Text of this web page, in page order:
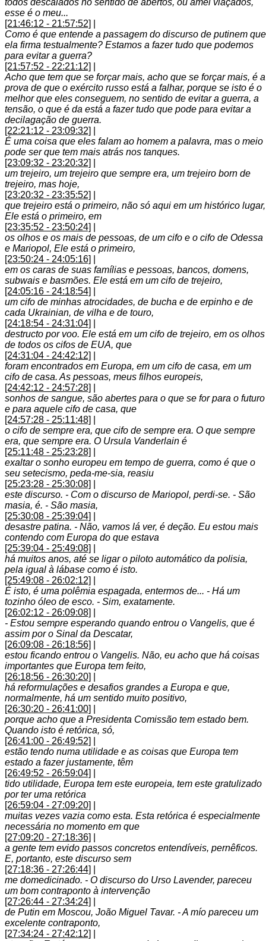
todos descalados no sentido de abertos, ou amei viaçados,
esse é o meu...
[21:46:12 - 21:57:52]
Como é que entende a passagem do discurso de putinem que
ela firma testualmente? Estamos a fazer tudo que podemos
para evitar a guerra?
[21:57:52 - 22:21:12]
Acho que tem que se forçar mais, acho que se forçar mais, é a
prova de que o exército russo está a falhar, porque se isto é o
melhor que eles conseguem, no sentido de evitar a guerra, a
tensão, o que é da está a fazer tudo que pode para evitar a
decilagação de guerra.
[22:21:12 - 23:09:32]
É uma coisa que eles falam ao homem a palavra, mas o meio
pode ser que tem mais atrás nos tanques.
[23:09:32 - 23:20:32]
um trejeiro, um trejeiro que sempre era, um trejeiro born de
trejeiro, mas hoje,
[23:20:32 - 23:35:52]
que trejeiro está o primeiro, não só aqui em um histórico lugar,
Ele está o primeiro, em
[23:35:52 - 23:50:24]
os olhos e os mais de pessoas, de um cifo e o cifo de Odessa
e Mariopol, Ele está o primeiro,
[23:50:24 - 24:05:16]
em os caras de suas famílias e pessoas, bancos, domens,
subwais e basmões. Ele está em um cifo de trejeiro,
[24:05:16 - 24:18:54]
um cifo de minhas atrocidades, de bucha e de erpinho e de
cada Ukrainian, de vilha e de touro,
[24:18:54 - 24:31:04]
destructo por voo. Ele está em um cifo de trejeiro, em os olhos
de todos os cifos de EUA, que
[24:31:04 - 24:42:12]
foram encontrados em Europa, em um cifo de casa, em um
cifo de casa. As pessoas, meus filhos europeis,
[24:42:12 - 24:57:28]
sonhos de sangue, são abertes para o que se for para o futuro
e para aquele cifo de casa, que
[24:57:28 - 25:11:48]
o cifo de sempre era, que cifo de sempre era. O que sempre
era, que sempre era. O Ursula Vanderlain é
[25:11:48 - 25:23:28]
exaltar o sonho europeu em tempo de guerra, como é que o
seu setecismo, peda-me-sia, reasiu
[25:23:28 - 25:30:08]
este discurso. - Com o discurso de Mariopol, perdi-se. - São
masia, é. - São masia,
[25:30:08 - 25:39:04]
desastre patina. - Não, vamos lá ver, é deção. Eu estou mais
contendo com Europa do que estava
[25:39:04 - 25:49:08]
há muitos anos, até se ligar o piloto automático da polisia,
pela igual à lábase como é isto.
[25:49:08 - 26:02:12]
É isto, é uma polêmia espagada, entermos de... - Há um
tozinho óleo de esco. - Sim, exatamente.
[26:02:12 - 26:09:08]
- Estou sempre esperando quando entrou o Vangelis, que é
assim por o Sinal da Descatar,
[26:09:08 - 26:18:56]
estou ficando entrou o Vangelis. Não, eu acho que há coisas
importantes que Europa tem feito,
[26:18:56 - 26:30:20]
há reformulações e desafios grandes a Europa e que,
normalmente, há um sentido muito positivo,
[26:30:20 - 26:41:00]
porque acho que a Presidenta Comissão tem estado bem.
Quando isto é retórica, só,
[26:41:00 - 26:49:52]
estão tendo numa utilidade e as coisas que Europa tem
estado a fazer justamente, têm
[26:49:52 - 26:59:04]
tido utilidade, Europa tem este europeia, tem este gratulizado
por ter uma retórica
[26:59:04 - 27:09:20]
muitas vezes vazia como esta. Esta retórica é especialmente
necessária no momento em que
[27:09:20 - 27:18:36]
a gente tem evido passos concretos entendíveis, pernêficos.
E, portanto, este discurso sem
[27:18:36 - 27:26:44]
me domedicinado. - O discurso do Urso Lavender, pareceu
um bom contraponto à intervenção
[27:26:44 - 27:34:24]
de Putin em Moscou, João Miguel Tavar. - A mío pareceu um
excelente contraponto,
[27:34:24 - 27:42:12]